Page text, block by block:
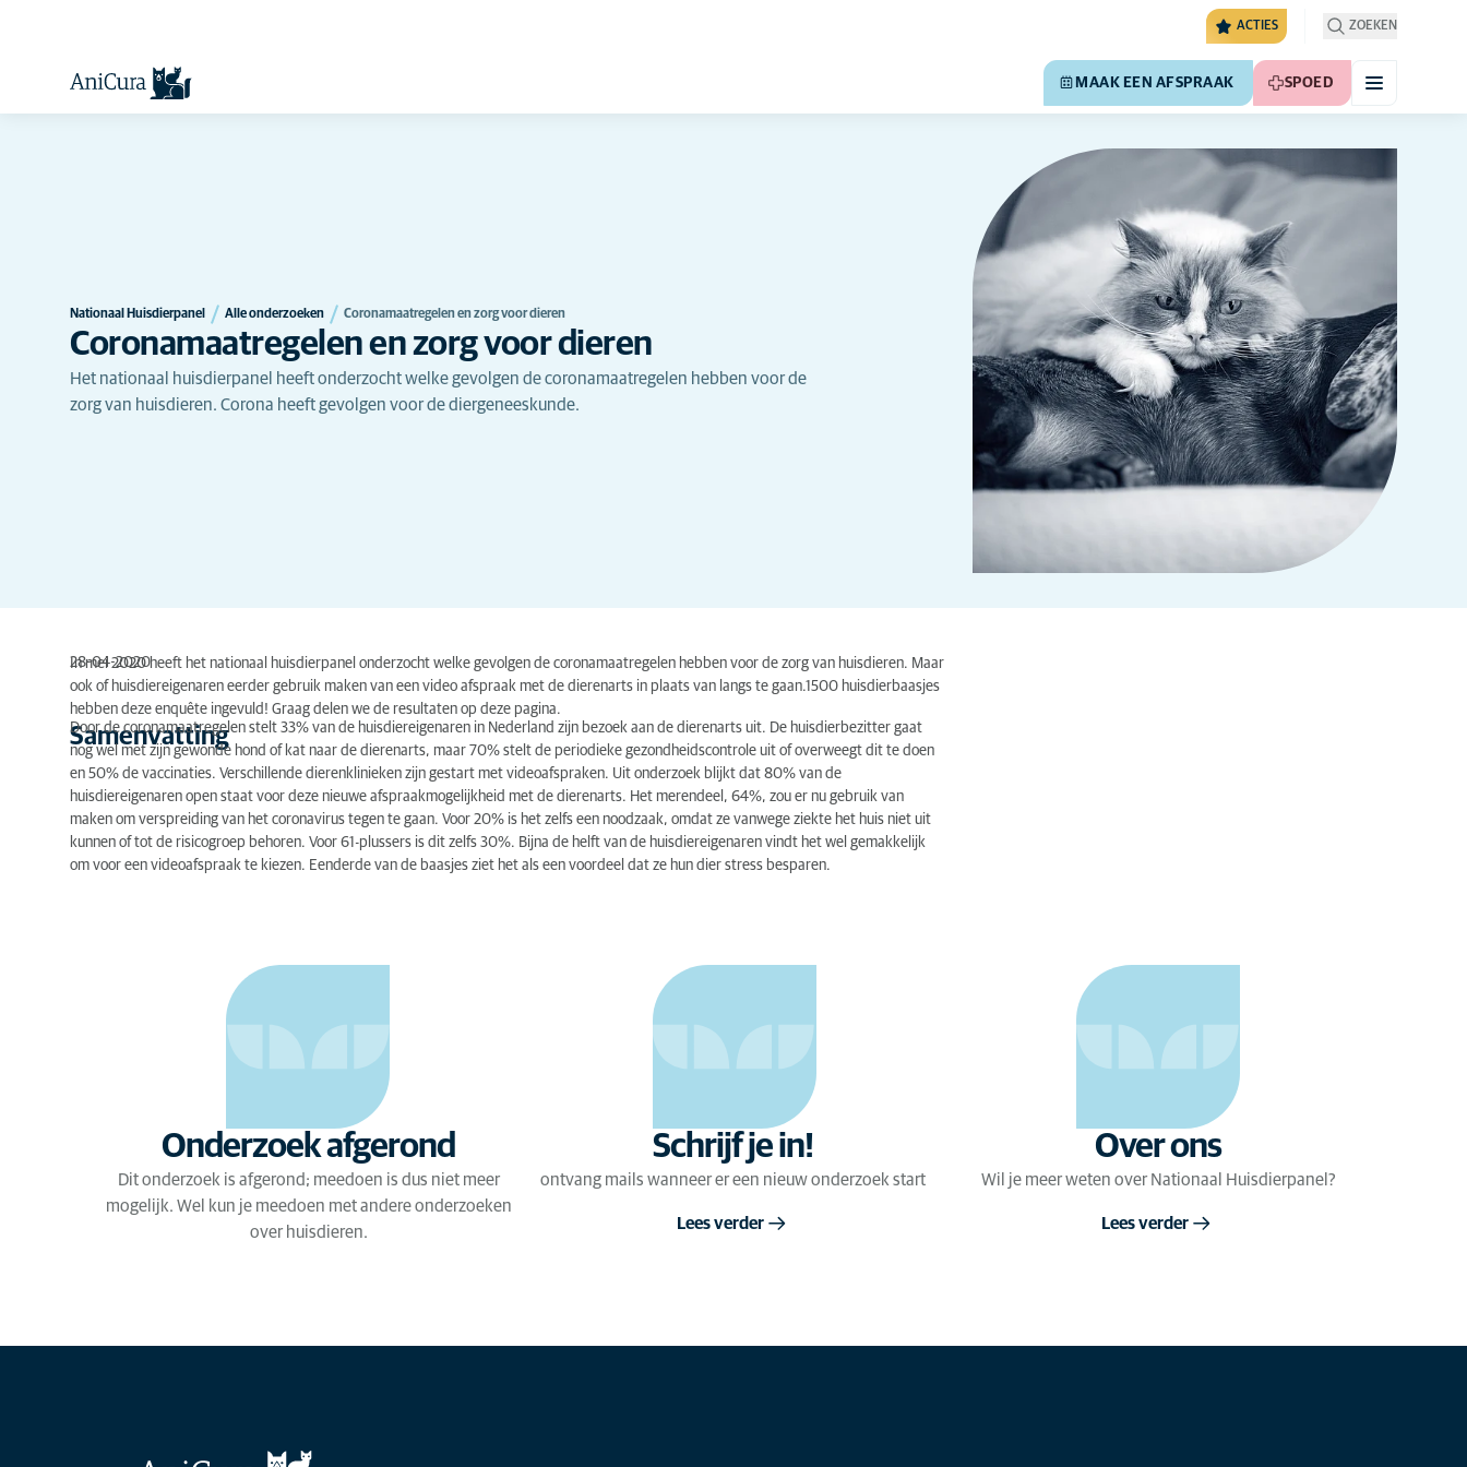
ACTIES ZOEKEN
MAAK EEN AFSPRAAK SPOED
Nationaal Huisdierpanel Alle onderzoeken Coronamaatregelen en zorg voor dieren
Coronamaatregelen en zorg voor dieren
Het nationaal huisdierpanel heeft onderzocht welke gevolgen de coronamaatregelen hebben voor de
zorg van huisdieren. Corona heeft gevolgen voor de diergeneeskunde.
28-04-2020
In mei 2020 heeft het nationaal huisdierpanel onderzocht welke gevolgen de coronamaatregelen hebben voor de zorg van huisdieren. Maar
ook of huisdiereigenaren eerder gebruik maken van een video afspraak met de dierenarts in plaats van langs te gaan.1500 huisdierbaasjes
hebben deze enquête ingevuld! Graag delen we de resultaten op deze pagina.
Samenvatting
Door de coronamaatregelen stelt 33% van de huisdiereigenaren in Nederland zijn bezoek aan de dierenarts uit. De huisdierbezitter gaat
nog wel met zijn gewonde hond of kat naar de dierenarts, maar 70% stelt de periodieke gezondheidscontrole uit of overweegt dit te doen
en 50% de vaccinaties. Verschillende dierenklinieken zijn gestart met videoafspraken. Uit onderzoek blijkt dat 80% van de
huisdiereigenaren open staat voor deze nieuwe afspraakmogelijkheid met de dierenarts. Het merendeel, 64%, zou er nu gebruik van
maken om verspreiding van het coronavirus tegen te gaan. Voor 20% is het zelfs een noodzaak, omdat ze vanwege ziekte het huis niet uit
kunnen of tot de risicogroep behoren. Voor 61-plussers is dit zelfs 30%. Bijna de helft van de huisdiereigenaren vindt het wel gemakkelijk
om voor een videoafspraak te kiezen. Eenderde van de baasjes ziet het als een voordeel dat ze hun dier stress besparen.
Onderzoek afgerond
Dit onderzoek is afgerond; meedoen is dus niet meer
mogelijk. Wel kun je meedoen met andere onderzoeken
over huisdieren.
Schrijf je in!
ontvang mails wanneer er een nieuw onderzoek start
Lees verder
Over ons
Wil je meer weten over Nationaal Huisdierpanel?
Lees verder